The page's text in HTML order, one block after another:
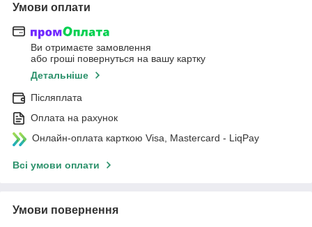
Умови оплати
Ви отримаєте замовлення
або гроші повернуться на вашу картку
Детальніше
Післяплата
Оплата на рахунок
Онлайн-оплата карткою Visa, Mastercard - LiqPay
Всі умови оплати
Умови повернення